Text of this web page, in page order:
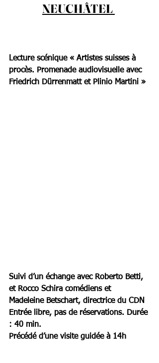
NEUCHÂTEL
Lecture scénique « Artistes suisses à
procès. Promenade audiovisuelle avec
Friedrich Dürrenmatt et Plinio Martini »
Suivi d’un échange avec Roberto Betti,
et Rocco Schira comédiens et
Madeleine Betschart, directrice du CDN
Entrée libre, pas de réservations. Durée
: 40 min.
Précédé d’une visite guidée à 14h